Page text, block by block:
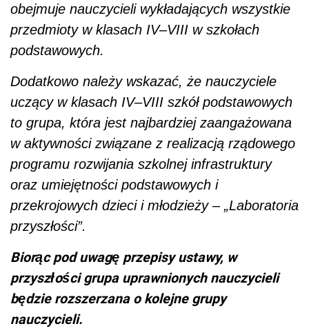
obejmuje nauczycieli wykładających wszystkie
przedmioty w klasach IV–VIII w szkołach
podstawowych.
Dodatkowo należy wskazać, że nauczyciele
uczący w klasach IV–VIII szkół podstawowych
to grupa, która jest najbardziej zaangażowana
w aktywności związane z realizacją rządowego
programu rozwijania szkolnej infrastruktury
oraz umiejętności podstawowych i
przekrojowych dzieci i młodzieży – „Laboratoria
przyszłości”.
Biorąc pod uwagę przepisy ustawy, w
przyszłości grupa uprawnionych nauczycieli
będzie rozszerzana o kolejne grupy
nauczycieli.